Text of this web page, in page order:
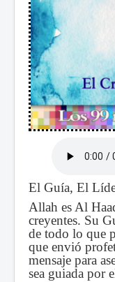
El Guía, El
Allah es Al
creyentes. Su
de todo lo que
que envió
mensaje para
sea guiada por